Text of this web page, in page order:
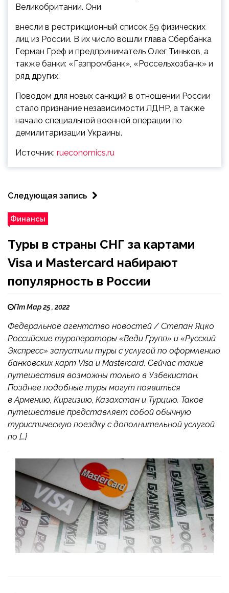
Великобритании. Они
внесли в рестрикционный список 59 физических
лиц из России. В их число вошли глава Сбербанка
Герман Греф и предприниматель Олег Тиньков, а
также банки: «Газпромбанк», «Россельхозбанк» и
ряд других.
Поводом для новых санкций в отношении России
стало признание независимости ЛДНР, а также
начало специальной военной операции по
демилитаризации Украины.
Источник: rueconomics.ru
Следующая запись
Финансы
Туры в страны СНГ за картами
Visa и Mastercard набирают
популярность в России
Пт Мар 25 , 2022
Федеральное агентство новостей / Степан Яцко
Российские туроператоры «Веди Групп» и «Русский
Экспресс» запустили туры с услугой по оформлению
банковских карт Visa и Mastercard. Сейчас такие
путешествия возможны только в Узбекистан.
Позднее подобные туры могут появиться
в Армению, Киргизию, Казахстан и Турцию. Такое
путешествие представляет собой обычную
туристическую поездку с дополнительной услугой
по […]